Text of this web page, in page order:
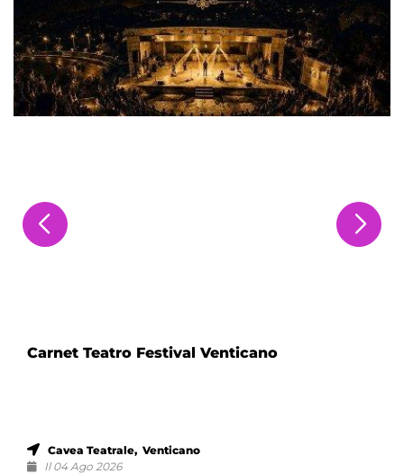
Carnet Teatro Festival Venticano
Cavea Teatrale, Venticano
Il 04 Ago 2026